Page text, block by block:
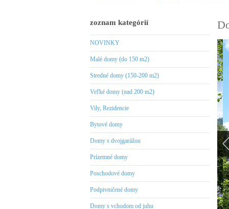
zoznam kategórií
NOVINKY
Malé domy (do 150 m2)
Stredné domy (150-200 m2)
Veľké domy (nad 200 m2)
Vily, Rezidencie
Bytové domy
Domy s dvojgarážou
Prízemné domy
Poschodové domy
Podpivničené domy
Domy s vchodom od juhu